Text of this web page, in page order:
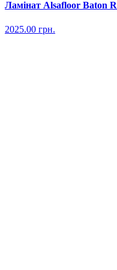
Ламінат Alsafloor Baton
2025.00 грн.